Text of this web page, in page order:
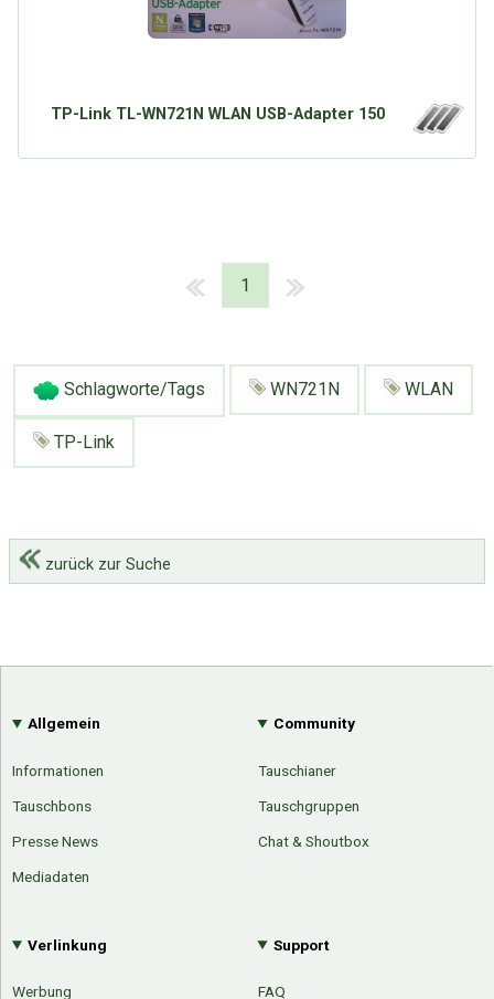
TP-Link TL-WN721N WLAN USB-Adapter 150
1
Schlagworte/Tags WN721N WLAN
TP-Link
zurück zur Suche
Allgemein
Informationen
Tauschbons
Presse News
Mediadaten
Community
Tauschianer
Tauschgruppen
Chat & Shoutbox
Verlinkung
Werbung
Support
FAQ